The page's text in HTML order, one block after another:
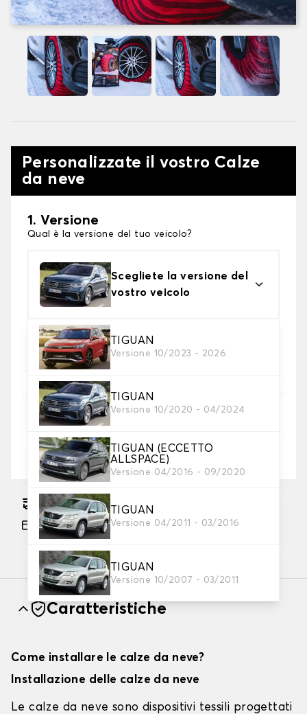
Personalizzate il vostro Calze
da neve
1. Versione
Qual è la versione del tuo veicolo?
Scegliete la versione del
vostro veicolo
TIGUAN
Versione 10/2023 - 2026
TIGUAN
Versione 10/2020 - 04/2024
TIGUAN (ECCETTO
ALLSPACE)
Versione 04/2016 - 09/2020
TIGUAN
Versione 04/2011 - 03/2016
TIGUAN
Versione 10/2007 - 03/2011
2. Finitura a calza
Scegli le calze da neve adatte alle tue necessità
3. Dimensioni
Inserire le dimensioni del pneumatico
Dove posso trovare le misure dei pneumatici?
Consegna gratuita stimata su 12/08/2026
Pagamento in 3x gratuito, a partire da 60 euro
di acquisto.
Caratteristiche
Come installare le calze da neve?
Installazione delle calze da neve
Le calze da neve sono dispositivi tessili progettati